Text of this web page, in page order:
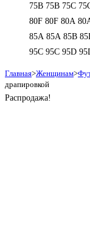
75B 75B 75C
80F 80F 80А
85А 85А 85В
95C 95C 95D
Главная>Женщинам>
драпировкой
Распродажа!